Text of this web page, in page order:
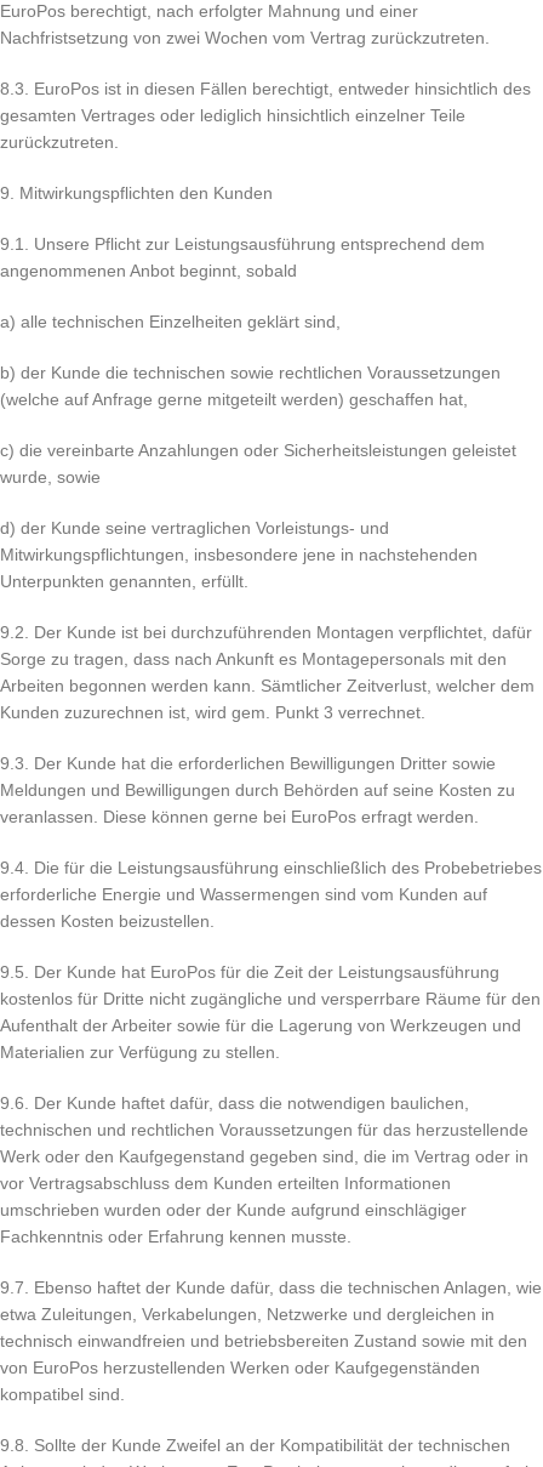
EuroPos berechtigt, nach erfolgter Mahnung und einer
Nachfristsetzung von zwei Wochen vom Vertrag zurückzutreten.
8.3. EuroPos ist in diesen Fällen berechtigt, entweder hinsichtlich des
gesamten Vertrages oder lediglich hinsichtlich einzelner Teile
zurückzutreten.
9. Mitwirkungspflichten den Kunden
9.1. Unsere Pflicht zur Leistungsausführung entsprechend dem
angenommenen Anbot beginnt, sobald
a) alle technischen Einzelheiten geklärt sind,
b) der Kunde die technischen sowie rechtlichen Voraussetzungen
(welche auf Anfrage gerne mitgeteilt werden) geschaffen hat,
c) die vereinbarte Anzahlungen oder Sicherheitsleistungen geleistet
wurde, sowie
d) der Kunde seine vertraglichen Vorleistungs- und
Mitwirkungspflichtungen, insbesondere jene in nachstehenden
Unterpunkten genannten, erfüllt.
9.2. Der Kunde ist bei durchzuführenden Montagen verpflichtet, dafür
Sorge zu tragen, dass nach Ankunft es Montagepersonals mit den
Arbeiten begonnen werden kann. Sämtlicher Zeitverlust, welcher dem
Kunden zuzurechnen ist, wird gem. Punkt 3 verrechnet.
9.3. Der Kunde hat die erforderlichen Bewilligungen Dritter sowie
Meldungen und Bewilligungen durch Behörden auf seine Kosten zu
veranlassen. Diese können gerne bei EuroPos erfragt werden.
9.4. Die für die Leistungsausführung einschließlich des Probebetriebes
erforderliche Energie und Wassermengen sind vom Kunden auf
dessen Kosten beizustellen.
9.5. Der Kunde hat EuroPos für die Zeit der Leistungsausführung
kostenlos für Dritte nicht zugängliche und versperrbare Räume für den
Aufenthalt der Arbeiter sowie für die Lagerung von Werkzeugen und
Materialien zur Verfügung zu stellen.
9.6. Der Kunde haftet dafür, dass die notwendigen baulichen,
technischen und rechtlichen Voraussetzungen für das herzustellende
Werk oder den Kaufgegenstand gegeben sind, die im Vertrag oder in
vor Vertragsabschluss dem Kunden erteilten Informationen
umschrieben wurden oder der Kunde aufgrund einschlägiger
Fachkenntnis oder Erfahrung kennen musste.
9.7. Ebenso haftet der Kunde dafür, dass die technischen Anlagen, wie
etwa Zuleitungen, Verkabelungen, Netzwerke und dergleichen in
technisch einwandfreien und betriebsbereiten Zustand sowie mit den
von EuroPos herzustellenden Werken oder Kaufgegenständen
kompatibel sind.
9.8. Sollte der Kunde Zweifel an der Kompatibilität der technischen